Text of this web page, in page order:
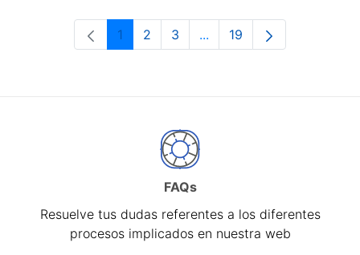
Página
1 Página
2 Página
3 ...Páginas intermedias Use
Página
19
FAQs
Resuelve tus dudas referentes a los diferentes
procesos implicados en nuestra web